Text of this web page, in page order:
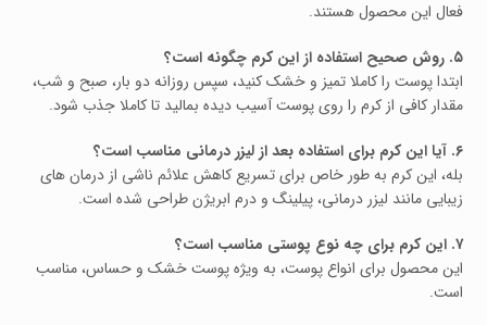
فعال این محصول هستند.
۵. روش صحیح استفاده از این کرم چگونه است؟
ابتدا پوست را کاملا تمیز و خشک کنید، سپس روزانه دو بار، صبح و شب،
مقدار کافی از کرم را روی پوست آسیب‌ دیده بمالید تا کاملا جذب شود.
۶. آیا این کرم برای استفاده بعد از لیزر درمانی مناسب است؟
بله، این کرم به‌ طور خاص برای تسریع کاهش علائم ناشی از درمان‌ های
زیبایی مانند لیزر درمانی، پیلینگ و درم‌ ابریژن طراحی شده است.
۷. این کرم برای چه نوع پوستی مناسب است؟
این محصول برای انواع پوست، به‌ ویژه پوست خشک و حساس، مناسب
است.